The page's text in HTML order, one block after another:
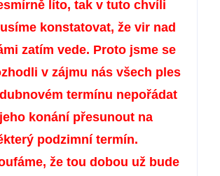
líto, tak v tuto chvíli
konstatovat, že vir nad
zatím vede. Proto jsme se
v zájmu nás všech ples
termínu nepořádat
konání přesunout na
podzimní termín.
že tou dobou už bude